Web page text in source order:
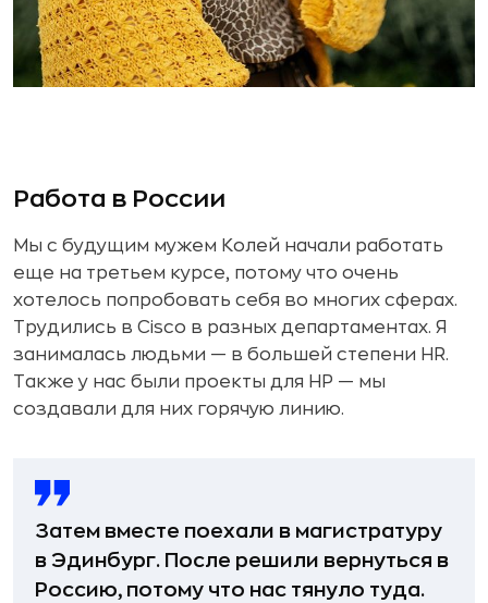
Работа в России
Мы с будущим мужем Колей начали работать
еще на третьем курсе, потому что очень
хотелось попробовать себя во многих сферах.
Трудились в Cisco в разных департаментах. Я
занималась людьми — в большей степени HR.
Также у нас были проекты для HP — мы
создавали для них горячую линию.
Затем вместе поехали в магистратуру
в Эдинбург. После решили вернуться в
Россию, потому что нас тянуло туда.